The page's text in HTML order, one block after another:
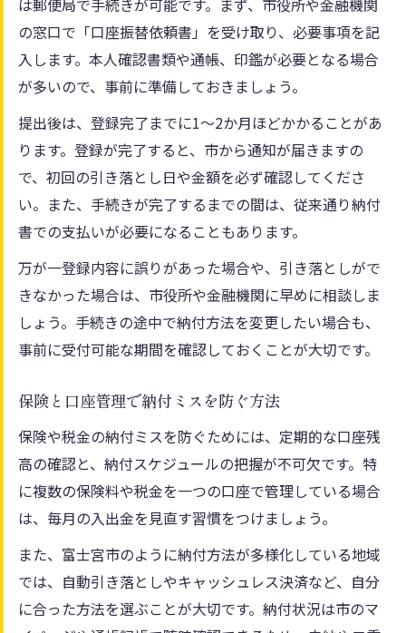
の窓口で「口座振替依頼書」を受け取り、必要事項を記
入します。本人確認書類や通帳、印鑑が必要となる場合
が多いので、事前に準備しておきましょう。
提出後は、登録完了までに1～2か月ほどかかることがあ
ります。登録が完了すると、市から通知が届きますの
で、初回の引き落とし日や金額を必ず確認してくださ
い。また、手続きが完了するまでの間は、従来通り納付
書での支払いが必要になることもあります。
万が一登録内容に誤りがあった場合や、引き落としがで
きなかった場合は、市役所や金融機関に早めに相談しま
しょう。手続きの途中で納付方法を変更したい場合も、
事前に受付可能な期間を確認しておくことが大切です。
保険と口座管理で納付ミスを防ぐ方法
保険や税金の納付ミスを防ぐためには、定期的な口座残
高の確認と、納付スケジュールの把握が不可欠です。特
に複数の保険料や税金を一つの口座で管理している場合
は、毎月の入出金を見直す習慣をつけましょう。
また、富士宮市のように納付方法が多様化している地域
では、自動引き落としやキャッシュレス決済など、自分
に合った方法を選ぶことが大切です。納付状況は市のマ